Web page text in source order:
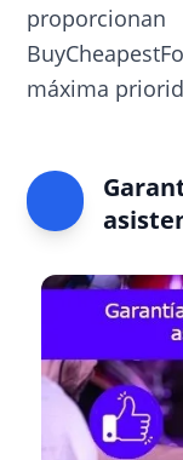
máxima